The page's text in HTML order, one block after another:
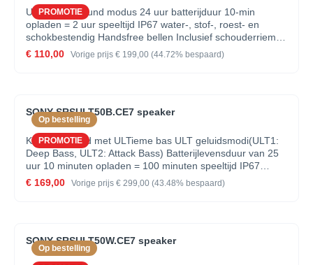
PROMOTIE
ULT power sound modus 24 uur batterijduur 10-min
opladen = 2 uur speeltijd IP67 water-, stof-, roest- en
schokbestendig Handsfree bellen Inclusief schouderriem
Sound Field optimalisatie 7-bands equalizer in Sound
Connect app
€ 110,00 Vorige prijs € 199,00 (44.72% bespaard)
Op bestelling
PROMOTIE
SONY SRSULT50B.CE7 speaker
Krachtig geluid met ULTieme bas ULT geluidsmodi(ULT1:
Deep Bass, ULT2: Attack Bass) Batterijlevensduur van 25
uur 10 minuten opladen = 100 minuten speeltijd IP67
waterdicht, stofdicht en roestvrij 360° LED-verlichting
Inclusief schouderriem Party Connect: sluit tot 100
€ 169,00 Vorige prijs € 299,00 (43.48% bespaard)
Op bestelling
SONY SRSULT50W.CE7 speaker